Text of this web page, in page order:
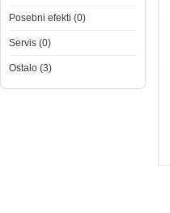
Posebni efekti (0)
Servis (0)
Ostalo (3)